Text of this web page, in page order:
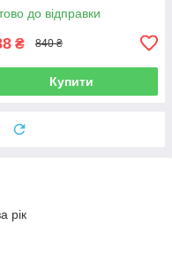
до відправки
₴ 840 ₴
Купити
рік